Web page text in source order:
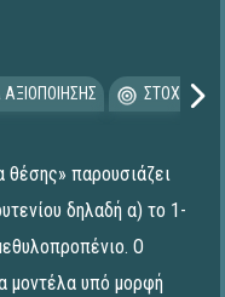
ΑΞΙΟΠΟΙΗΣΗΣ
θέσης» παρουσιάζει
δηλαδή α) το 1-
Ο
μοντέλα υπό μορφή